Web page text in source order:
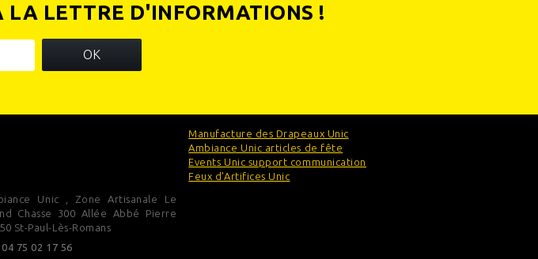
LA LETTRE D'INFORMATIONS !
OK
Unic , Zone Artisanale Le
Chasse 300 Allée Abbé Pierre
St-Paul-Lès-Romans
04 75 02 17 56
Manufacture des Drapeaux Unic
Ambiance Unic articles de fête
Events Unic support communication
Feux d'Artifices Unic